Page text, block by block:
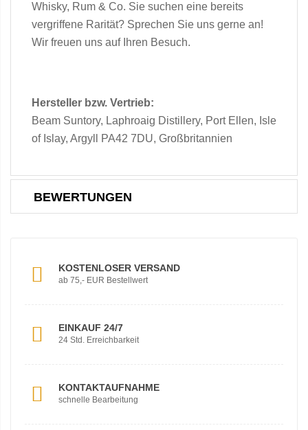
Whisky, Rum & Co. Sie suchen eine bereits
vergriffene Rarität? Sprechen Sie uns gerne an!
Wir freuen uns auf Ihren Besuch.
Hersteller bzw. Vertrieb:
Beam Suntory, Laphroaig Distillery, Port Ellen, Isle
of Islay, Argyll PA42 7DU, Großbritannien
BEWERTUNGEN
KOSTENLOSER VERSAND
ab 75,- EUR Bestellwert
EINKAUF 24/7
24 Std. Erreichbarkeit
KONTAKTAUFNAHME
schnelle Bearbeitung